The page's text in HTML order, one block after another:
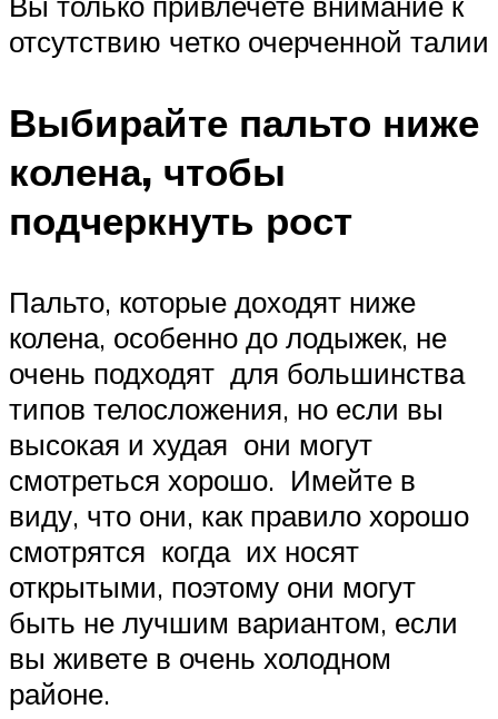
отсутствию четко очерченной талии
Выбирайте пальто ниже
колена, чтобы
подчеркнуть рост
Пальто, которые доходят ниже
колена, особенно до лодыжек, не
очень подходят для большинства
типов телосложения, но если вы
высокая и худая они могут
смотреться хорошо. Имейте в
виду, что они, как правило хорошо
смотрятся когда их носят
открытыми, поэтому они могут
быть не лучшим вариантом, если
вы живете в очень холодном
районе.